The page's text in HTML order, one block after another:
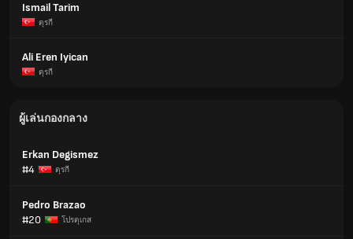
Ismail Tarim
ตุรกี
Ali Eren Iyican
ตุรกี
ผู้เล่นกองกลาง
Erkan Degismez
#4
ตุรกี
Pedro Brazao
#20
โปรตุเกส